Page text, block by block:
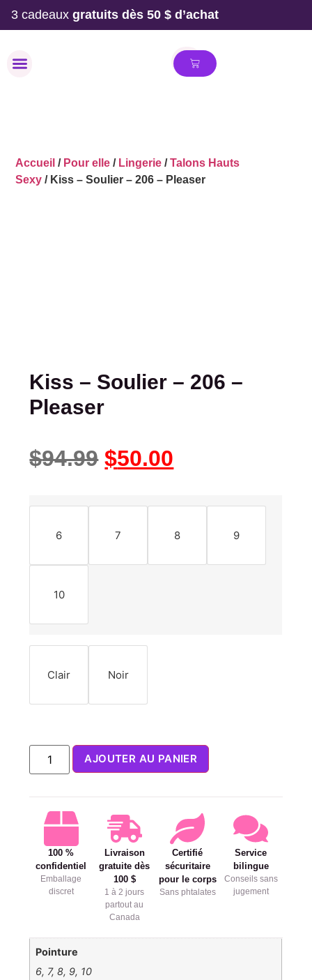
3 cadeaux gratuits dès 50 $ d’achat
Accueil / Pour elle / Lingerie /Talons Hauts
Sexy / Kiss – Soulier – 206 – Pleaser
Kiss – Soulier – 206 –
Pleaser
$94.99 $50.00
6 7 8 9
10
Clair Noir
AJOUTER AU PANIER
100 %
confidentiel
Emballage
discret
Livraison
gratuite dès
100 $
1 à 2 jours
partout au
Canada
Certifié
sécuritaire
pour le corps
Sans phtalates
Service
bilingue
Conseils sans
jugement
Pointure
6, 7, 8, 9, 10